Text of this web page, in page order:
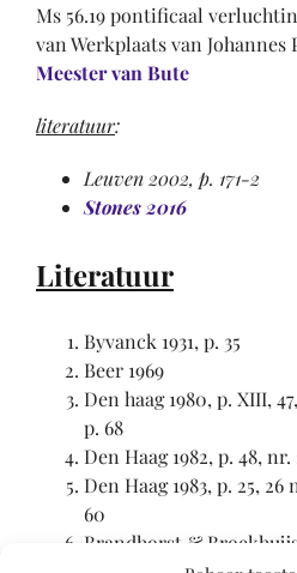
Ms 56.19 pontificaal
van Werkplaats van
Meester van Bute
literatuur:
Leuven 2002, p. 171-2
Stones 2016
Literatuur
Byvanck 1931, p. 35
Beer 1969
Den haag 1980, p. XIII,
p. 68
Den Haag 1982, p. 48, nr.
Den Haag 1983, p. 25, 26
60
Brandhorst &